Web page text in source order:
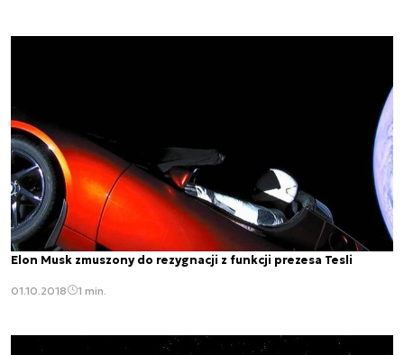
Elon Musk zmuszony do rezygnacji z funkcji prezesa Tesli
01.10.2018 1 min.